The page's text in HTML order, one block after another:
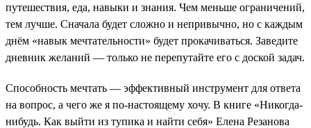
путешествия, еда, навыки и знания. Чем меньше ограничений,
тем лучше. Сначала будет сложно и непривычно, но с каждым
днём «навык мечтательности» будет прокачиваться. Заведите
дневник желаний — только не перепутайте его с доской задач.
Способность мечтать — эффективный инструмент для ответа
на вопрос, а чего же я по-настоящему хочу. В книге «Никогда-
нибудь. Как выйти из тупика и найти себя» Елена Резанова